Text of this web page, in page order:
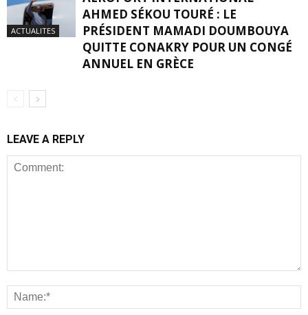
ACTUALITES
AHMED SÉKOU TOURÉ : LE
PRÉSIDENT MAMADI DOUMBOUYA
QUITTE CONAKRY POUR UN CONGÉ
ANNUEL EN GRÈCE
LEAVE A REPLY